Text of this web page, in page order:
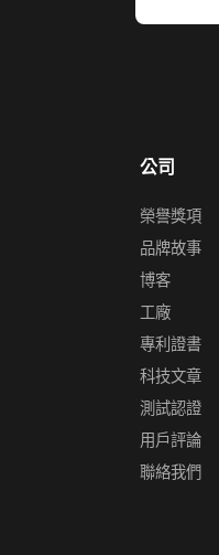
公司
榮譽獎項
品牌故事
博客
工廠
專利證書
科技文章
測試認證
用戶評論
聯絡我們